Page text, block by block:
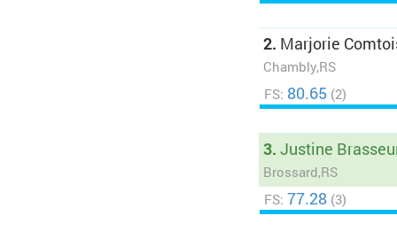
2. Marjorie
Chambly,RS
FS: 80.65 (2)
3. Justine
Brossard,RS
FS: 77.28 (3)